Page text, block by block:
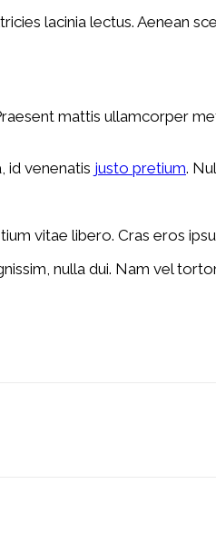
lacinia lectus. Aenean
mattis ullamcorper
id venenatis justo pretium.
vitae libero. Cras eros
nulla dui. Nam vel